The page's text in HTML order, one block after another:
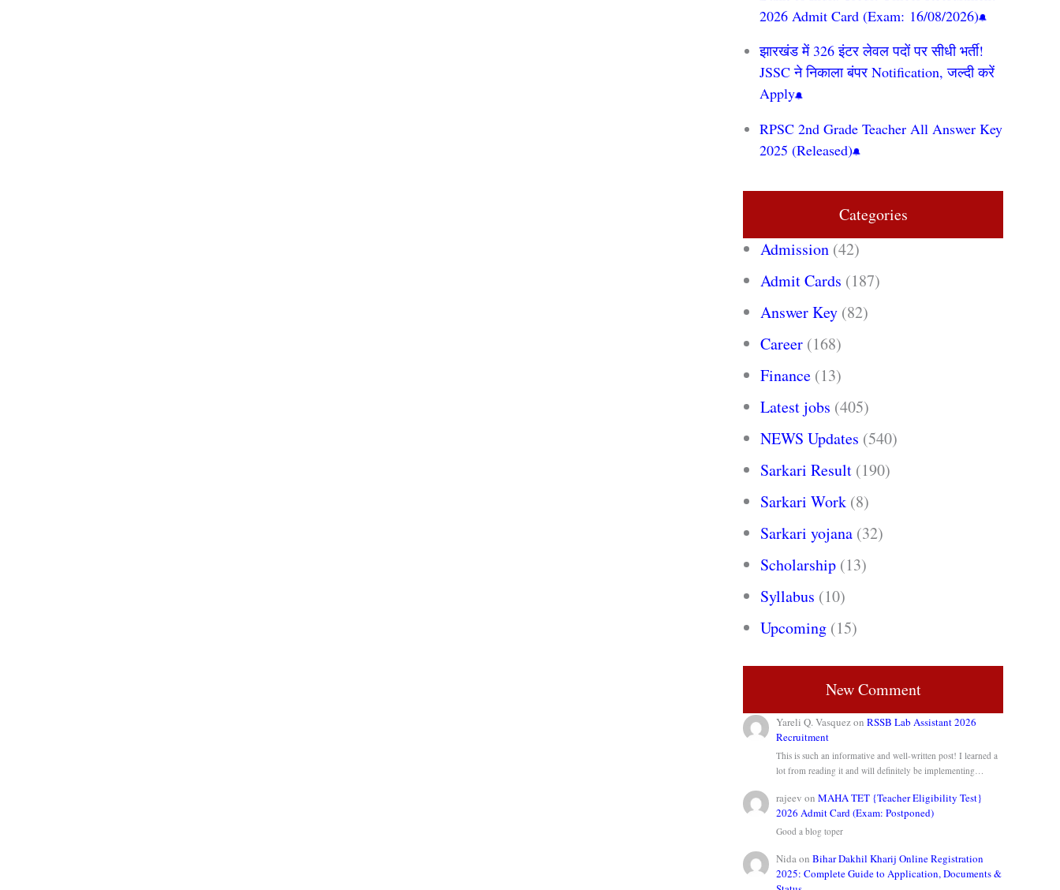
2026 Admit Card (Exam: 16/08/2026)
झारखंड में 326 इंटर लेवल पदों पर सीधी भर्ती!
JSSC ने निकाला बंपर Notification, जल्दी करें
Apply
RPSC 2nd Grade Teacher All Answer Key
2025 (Released)
Categories
Admission (42)
Admit Cards (187)
Answer Key (82)
Career (168)
Finance (13)
Latest jobs (405)
NEWS Updates (540)
Sarkari Result (190)
Sarkari Work (8)
Sarkari yojana (32)
Scholarship (13)
Syllabus (10)
Upcoming (15)
New Comment
Yareli Q. VasquezonRSSB Lab Assistant 2026
Recruitment
This is such an informative and well-written post! I learned a
lot from reading it and will definitely be implementing…
rajeev onMAHA TET {Teacher Eligibility Test}
2026 Admit Card (Exam: Postponed)
Good a blog toper
NidaonBihar Dakhil Kharij Online Registration
2025: Complete Guide to Application, Documents &